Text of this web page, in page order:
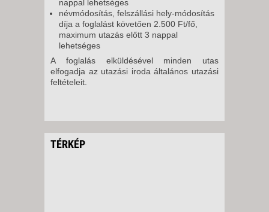
nappal lehetséges
névmódosítás, felszállási hely-módosítás
díja a foglalást követően 2.500 Ft/fő,
maximum utazás előtt 3 nappal
lehetséges
A foglalás elküldésével minden utas
elfogadja az utazási iroda általános utazási
feltételeit.
TÉRKÉP